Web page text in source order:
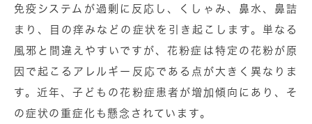
免疫システムが過剰に反応し、
くしゃみ、⿐⽔、⿐詰
まり、目の痒み などの症状を引き起こします。単なる
風邪と間違えやすいですが、花粉症は特定の花粉が原
因で起こるアレルギー反応である点が⼤きく異なりま
す。近年、⼦どもの花粉症患者が増加傾向にあり、そ
の症状の重症化も懸念されています。